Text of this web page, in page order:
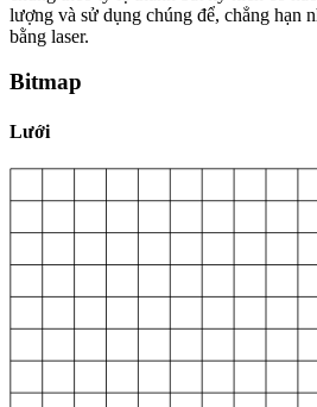
lượng và sử dụng chúng để, chẳng hạn
bằng laser.
Bitmap
Lưới